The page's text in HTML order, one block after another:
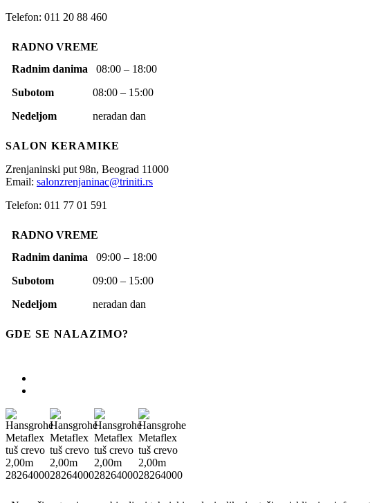
Telefon: 011 20 88 460
RADNO VREME
Radnim danima 08:00 – 18:00
Subotom 08:00 – 15:00
Nedeljom neradan dan
SALON KERAMIKE
Zrenjaninski put 98n, Beograd 11000
Email: salonzrenjaninac@triniti.rs
Telefon: 011 77 01 591
RADNO VREME
Radnim danima 09:00 – 18:00
Subotom 09:00 – 15:00
Nedeljom neradan dan
GDE SE NALAZIMO?